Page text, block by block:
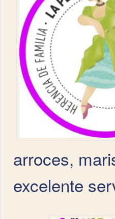
arroces,
excelente